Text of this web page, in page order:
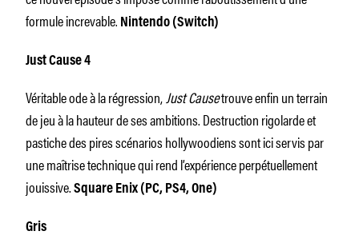
formule increvable. Nintendo (Switch)
Just Cause 4
Véritable ode à la régression,Just Causetrouve enfin un terrain
de jeu à la hauteur de ses ambitions. Destruction rigolarde et
pastiche des pires scénarios hollywoodiens sont ici servis par
une maîtrise technique qui rend l’expérience perpétuellement
jouissive. Square Enix (PC, PS4, One)
Gris